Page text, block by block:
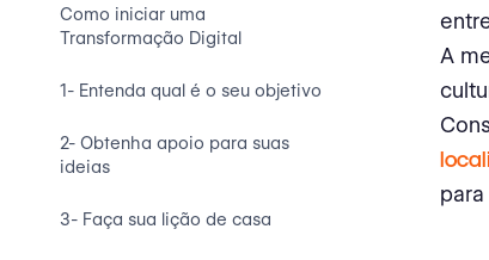
Como iniciar uma
Transformação Digital
1- Entenda qual é o seu objetivo
2- Obtenha apoio para suas
ideias
3- Faça sua lição de casa
A